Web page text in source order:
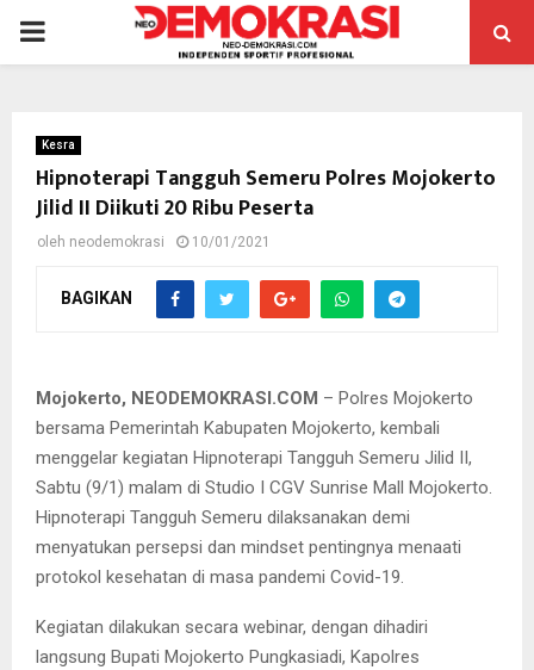
PRIMARY
Kesra
Hipnoterapi Tangguh Semeru Polres Mojokerto
Jilid II Diikuti 20 Ribu Peserta
oleh neodemokrasi 10/01/2021
BAGIKAN
Mojokerto, NEODEMOKRASI.COM – Polres Mojokerto
bersama Pemerintah Kabupaten Mojokerto, kembali
menggelar kegiatan Hipnoterapi Tangguh Semeru Jilid II,
Sabtu (9/1) malam di Studio I CGV Sunrise Mall Mojokerto.
Hipnoterapi Tangguh Semeru dilaksanakan demi
menyatukan persepsi dan mindset pentingnya menaati
protokol kesehatan di masa pandemi Covid-19.
Kegiatan dilakukan secara webinar, dengan dihadiri
langsung Bupati Mojokerto Pungkasiadi, Kapolres